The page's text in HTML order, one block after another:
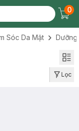
0
Sóc Da Mặt Dưỡng
Lọc